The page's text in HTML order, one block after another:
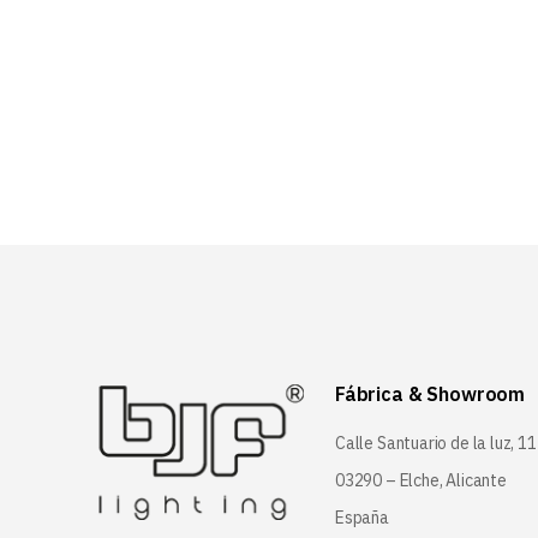
Fábrica & Showroom
Calle Santuario de la luz, 11
03290 – Elche, Alicante
España